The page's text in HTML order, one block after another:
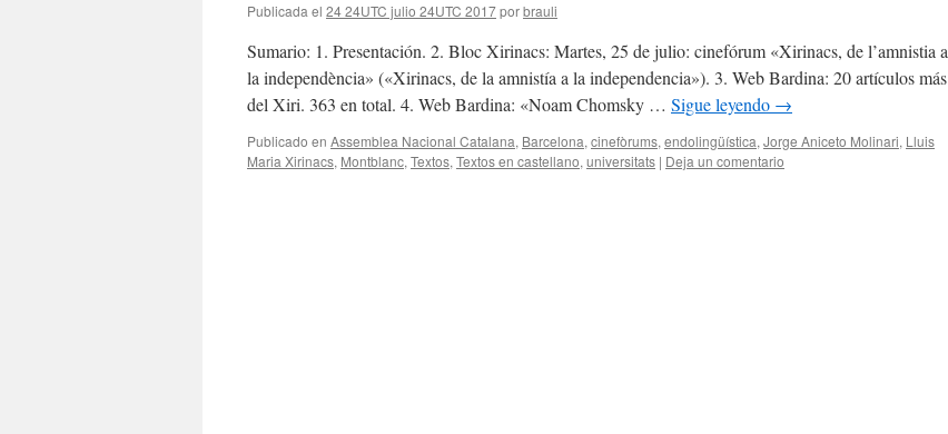
Publicada el 24 24UTC julio 24UTC 2017porbrauli
Sumario: 1. Presentación. 2. Bloc Xirinacs: Martes, 25 de julio: cinefórum «Xirinacs, de l’amnistia a
la independència» («Xirinacs, de la amnistía a la independencia»). 3. Web Bardina: 20 artículos más
del Xiri. 363 en total. 4. Web Bardina: «Noam Chomsky … Sigue leyendo →
Publicado en Assemblea Nacional Catalana, Barcelona, cinefòrums, endolingüística, Jorge Aniceto Molinari, Lluis
Maria Xirinacs, Montblanc, Textos, Textos en castellano, universitats | Deja un comentario